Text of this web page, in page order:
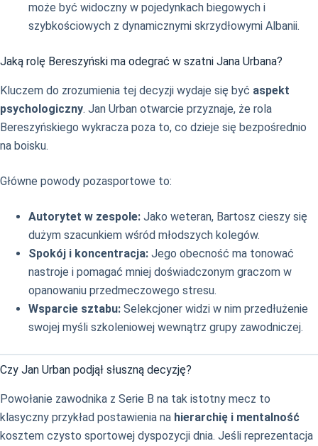
może być widoczny w pojedynkach biegowych i
szybkościowych z dynamicznymi skrzydłowymi Albanii.
Jaką rolę Bereszyński ma odegrać w szatni Jana Urbana?
Kluczem do zrozumienia tej decyzji wydaje się być aspekt
psychologiczny. Jan Urban otwarcie przyznaje, że rola
Bereszyńskiego wykracza poza to, co dzieje się bezpośrednio
na boisku.
Główne powody pozasportowe to:
Autorytet w zespole: Jako weteran, Bartosz cieszy się
dużym szacunkiem wśród młodszych kolegów.
Spokój i koncentracja: Jego obecność ma tonować
nastroje i pomagać mniej doświadczonym graczom w
opanowaniu przedmeczowego stresu.
Wsparcie sztabu: Selekcjoner widzi w nim przedłużenie
swojej myśli szkoleniowej wewnątrz grupy zawodniczej.
Czy Jan Urban podjął słuszną decyzję?
Powołanie zawodnika z Serie B na tak istotny mecz to
klasyczny przykład postawienia na hierarchię i mentalność
kosztem czysto sportowej dyspozycji dnia. Jeśli reprezentacja